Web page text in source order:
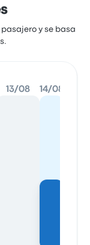
y se basa
13/08 14/08